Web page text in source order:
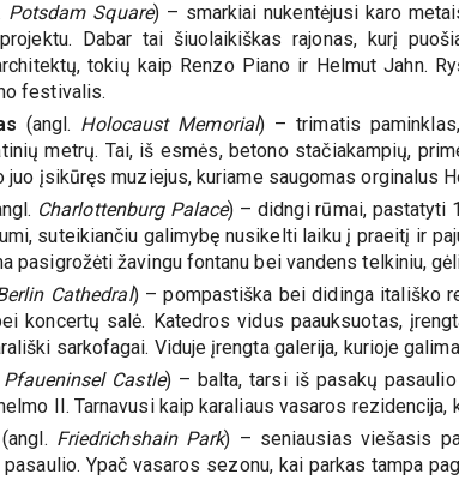
Potsdam Square) – smarkiai nukentėjusi karo
Dabar tai šiuolaikiškas rajonas, kurį
tokių kaip Renzo Piano ir Helmut Jahn.
festivalis.
(angl. Holocaust Memorial) – trimatis
metrų. Tai, iš esmės, betono stačiakampių,
įsikūręs muziejus, kuriame saugomas orginalus
Charlottenburg Palace) – didngi rūmai, pastatyti
suteikiančiu galimybę nusikelti laiku į praeitį ir
pasigrožėti žavingu fontanu bei vandens telkiniu,
Cathedral) – pompastiška bei didinga itališko
koncertų salė. Katedros vidus paauksuotas,
sarkofagai. Viduje įrengta galerija, kurioje
Pfaueninsel Castle) – balta, tarsi iš pasakų
II. Tarnavusi kaip karaliaus vasaros
(angl. Friedrichshain Park) – seniausias viešasis
Ypač vasaros sezonu, kai parkas tampa